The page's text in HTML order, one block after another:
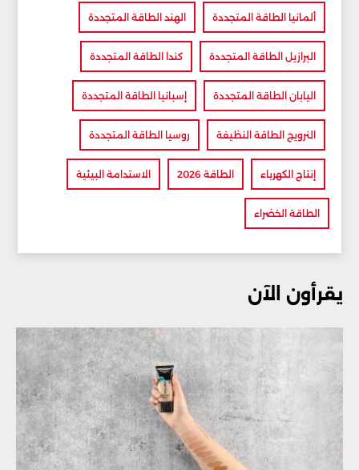
ألمانيا الطاقة المتجددة الهند الطاقة المتجددة
البرازيل الطاقة المتجددة كندا الطاقة المتجددة
اليابان الطاقة المتجددة إسبانيا الطاقة المتجددة
النرويج الطاقة النظيفة روسيا الطاقة المتجددة
إنتاج الكهرباء الطاقة 2026 الاستدامة البيئية
الطاقة الخضراء
يقرأون الآن